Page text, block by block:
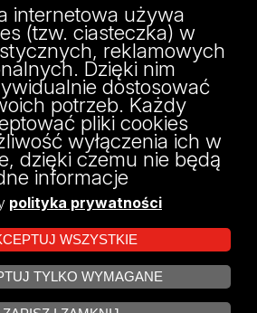
5 (pok. 205)
z funduszy Unii Europejskiej w
ramach konkursu NCBR
internetowa używa
(tzw. ciasteczka) w
reklamowych
Dzięki nim
dostosować
potrzeb. Każdy
pliki cookies
wyłączenia ich w
dzięki czemu nie będą
informacje
polityka prywatności
WSZYSTKIE
TYLKO WYMAGANE
COOKIES